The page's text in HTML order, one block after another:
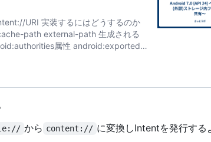
URI 実装するにはどうするのか
path external-path 生成される
属性 android:exported属
- きっとラボ
から content:// に変換しIntentを発行する